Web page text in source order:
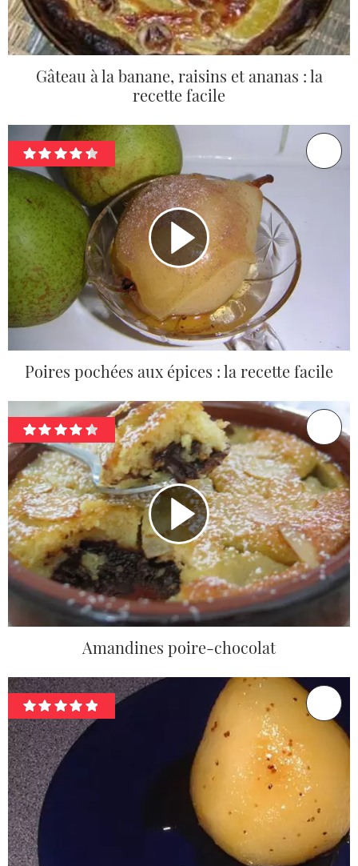
Gâteau à la banane, raisins et ananas : la
recette facile
Poires pochées aux épices : la recette facile
Amandines poire-chocolat